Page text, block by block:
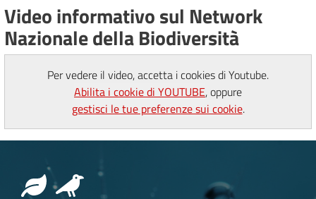
Video informativo sul Network
Nazionale della Biodiversità
Per vedere il video, accetta i cookies di Youtube.
Abilita i cookie di YOUTUBE, oppure
gestisci le tue preferenze sui cookie.